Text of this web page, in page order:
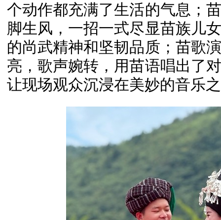
个动作都充满了生活的气息；
脚生风，一招一式尽显苗族儿
的尚武精神和坚韧品质；苗歌
亮，歌声婉转，用苗语唱出了
让现场观众沉浸在美妙的音乐